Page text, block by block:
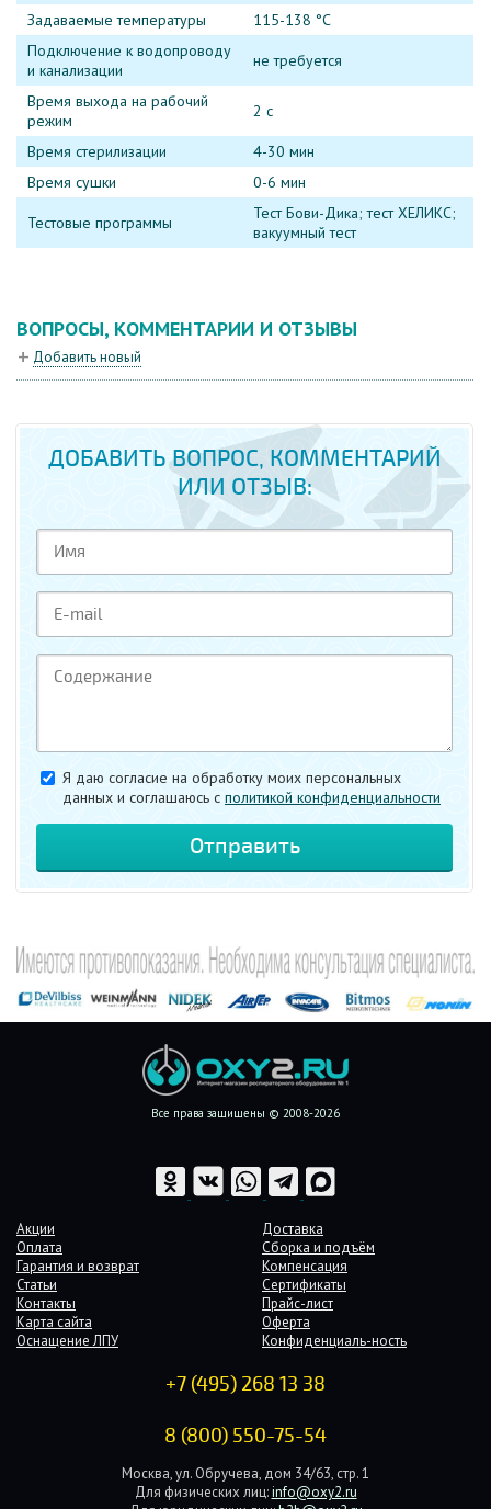
Задаваемые температуры
115-138 °C
Подключение к водопроводу
и канализации
не требуется
Время выхода на рабочий
режим
2 с
Время стерилизации
4-30 мин
Время сушки
0-6 мин
Тестовые программы
Тест Бови-Дика; тест ХЕЛИКС;
вакуумный тест
ВОПРОСЫ, КОММЕНТАРИИ И ОТЗЫВЫ
Добавить новый
ДОБАВИТЬ ВОПРОС, КОММЕНТАРИЙ
ИЛИ ОТЗЫВ:
Я даю согласие на обработку моих персональных
данных и соглашаюсь c политикой конфиденциальности
Все права защищены © 2008-2026
Акции
Доставка
Оплата
Сборка и подъём
Гарантия и возврат
Компенсация
Статьи
Сертификаты
Контакты
Прайс-лист
Карта сайта
Оферта
Оснащение ЛПУ
Конфиденциаль-ность
+7 (495) 268 13 38
8 (800) 550-75-54
Москва, ул. Обручева, дом 34/63, стр. 1
Для физических лиц: info@oxy2.ru